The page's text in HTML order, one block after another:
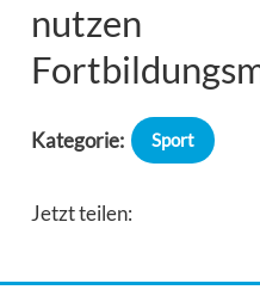
nutzen
Kategorie: Sport
Jetzt teilen: